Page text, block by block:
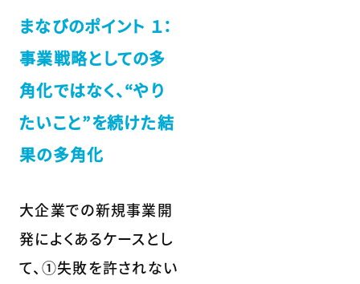
まなびのポイント １：
事業戦略としての多
角化ではなく、“やり
たいこと”を続けた結
果の多角化
大企業での新規事業開
発によくあるケースとし
て、①失敗を許されない